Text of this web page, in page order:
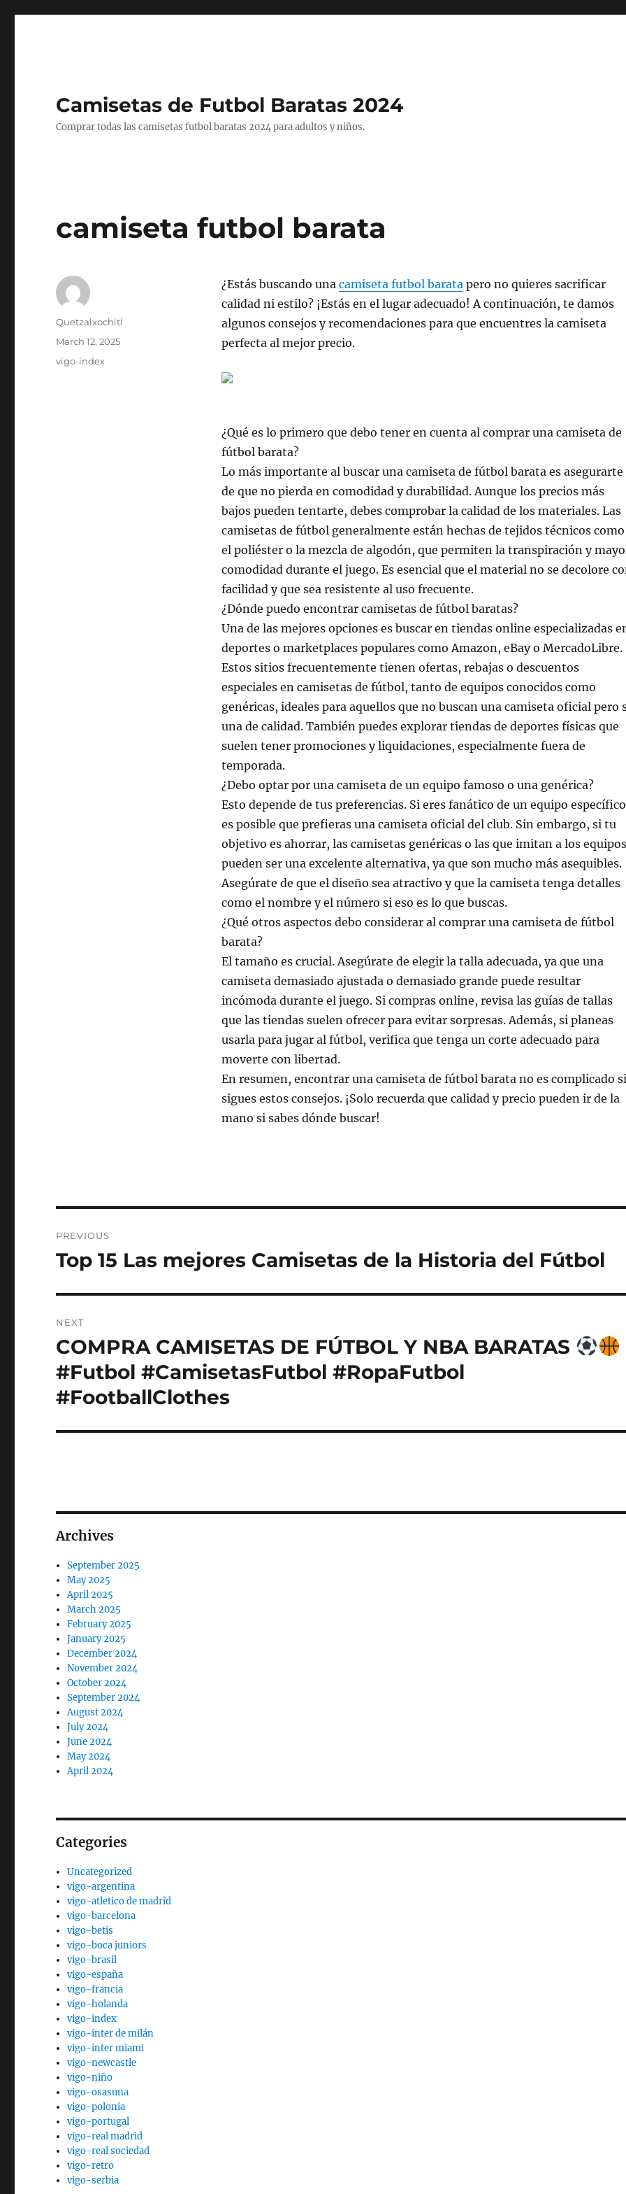
Camisetas de Futbol Baratas 2024
Comprar todas las camisetas futbol baratas 2024 para adultos y niños.
camiseta futbol barata
¿Estás buscando una camiseta futbol baratapero no quieres sacrificar
calidad ni estilo? ¡Estás en el lugar adecuado! A continuación, te damos
algunos consejos y recomendaciones para que encuentres la camiseta
perfecta al mejor precio.
¿Qué es lo primero que debo tener en cuenta al comprar una camiseta de
fútbol barata?
Lo más importante al buscar una camiseta de fútbol barata es asegurarte
de que no pierda en comodidad y durabilidad. Aunque los precios más
bajos pueden tentarte, debes comprobar la calidad de los materiales. Las
camisetas de fútbol generalmente están hechas de tejidos técnicos como
el poliéster o la mezcla de algodón, que permiten la transpiración y
comodidad durante el juego. Es esencial que el material no se decolore
facilidad y que sea resistente al uso frecuente.
¿Dónde puedo encontrar camisetas de fútbol baratas?
Una de las mejores opciones es buscar en tiendas online especializadas
deportes o marketplaces populares como Amazon, eBay o MercadoLibre.
Estos sitios frecuentemente tienen ofertas, rebajas o descuentos
especiales en camisetas de fútbol, tanto de equipos conocidos como
genéricas, ideales para aquellos que no buscan una camiseta oficial pero
una de calidad. También puedes explorar tiendas de deportes físicas que
suelen tener promociones y liquidaciones, especialmente fuera de
temporada.
¿Debo optar por una camiseta de un equipo famoso o una genérica?
Esto depende de tus preferencias. Si eres fanático de un equipo
es posible que prefieras una camiseta oficial del club. Sin embargo, si tu
objetivo es ahorrar, las camisetas genéricas o las que imitan a los equipos
pueden ser una excelente alternativa, ya que son mucho más asequibles.
Asegúrate de que el diseño sea atractivo y que la camiseta tenga detalles
como el nombre y el número si eso es lo que buscas.
¿Qué otros aspectos debo considerar al comprar una camiseta de fútbol
barata?
El tamaño es crucial. Asegúrate de elegir la talla adecuada, ya que una
camiseta demasiado ajustada o demasiado grande puede resultar
incómoda durante el juego. Si compras online, revisa las guías de tallas
que las tiendas suelen ofrecer para evitar sorpresas. Además, si planeas
usarla para jugar al fútbol, verifica que tenga un corte adecuado para
moverte con libertad.
En resumen, encontrar una camiseta de fútbol barata no es complicado si
sigues estos consejos. ¡Solo recuerda que calidad y precio pueden ir de la
mano si sabes dónde buscar!
Author
Quetzalxochitl
Posted
on
March 12, 2025
Categories
vigo-index
navigation
PREVIOUS
Previous
Top 15 Las mejores Camisetas de la Historia del Fútbol
NEXT
Next
post:
COMPRA CAMISETAS DE FÚTBOL Y NBA BARATAS
#Futbol #CamisetasFutbol #RopaFutbol
#FootballClothes
Archives
September 2025
May 2025
April 2025
March 2025
February 2025
January 2025
December 2024
November 2024
October 2024
September 2024
August 2024
July 2024
June 2024
May 2024
April 2024
Categories
Uncategorized
vigo-argentina
vigo-atletico de madrid
vigo-barcelona
vigo-betis
vigo-boca juniors
vigo-brasil
vigo-españa
vigo-francia
vigo-holanda
vigo-index
vigo-inter de milán
vigo-inter miami
vigo-newcastle
vigo-niño
vigo-osasuna
vigo-polonia
vigo-portugal
vigo-real madrid
vigo-real sociedad
vigo-retro
vigo-serbia